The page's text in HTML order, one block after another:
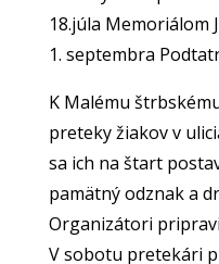
18.júla Memoriálom
1. septembra
K Malému
preteky žiakov v
sa ich na štart
pamätný odznak a
Organizátori
V sobotu pretekári